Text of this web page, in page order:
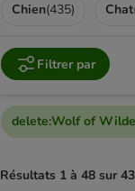
Chien(435) Chat
Filtrer par
delete:Wolf of
Résultats 1 à 48 sur